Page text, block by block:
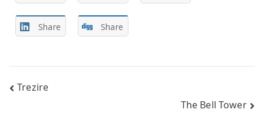
Share Share
Post
Trezire
The Bell Tower